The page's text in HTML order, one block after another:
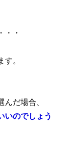
・・
。
だ場合、
いのでしょう